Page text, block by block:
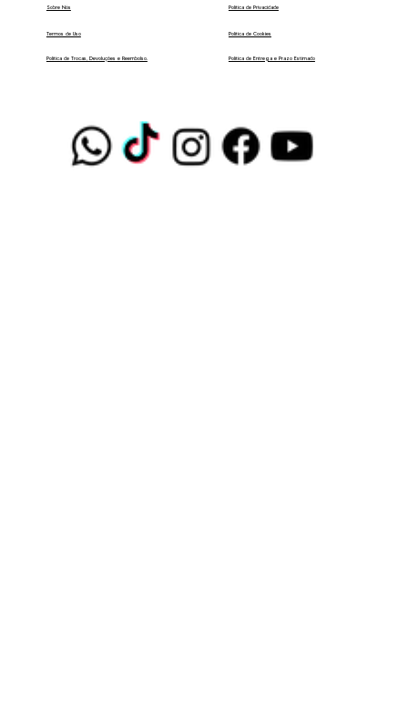
Sobre Nós
Termos de Uso
Política de Trocas, Devoluções e Reembolso. Política de Entrega e Prazo Estimado
Política de Cookies
Política de Privacidade